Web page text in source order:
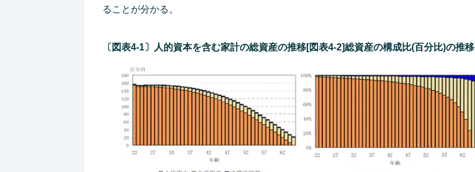
ることが分かる。
〔図表4-1〕人的資本を含む家計の総資産の推移[図表4-2]総資産の構成比(百分比)の推移